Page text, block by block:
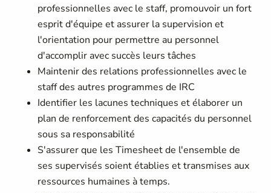
professionnelles avec le staff, promouvoir un fort
esprit d'équipe et assurer la supervision et
l'orientation pour permettre au personnel
d'accomplir avec succès leurs tâches
Maintenir des relations professionnelles avec le
staff des autres programmes de IRC
Identifier les lacunes techniques et élaborer un
plan de renforcement des capacités du personnel
sous sa responsabilité
S'assurer que les Timesheet de l'ensemble de
ses supervisés soient établies et transmises aux
ressources humaines à temps.